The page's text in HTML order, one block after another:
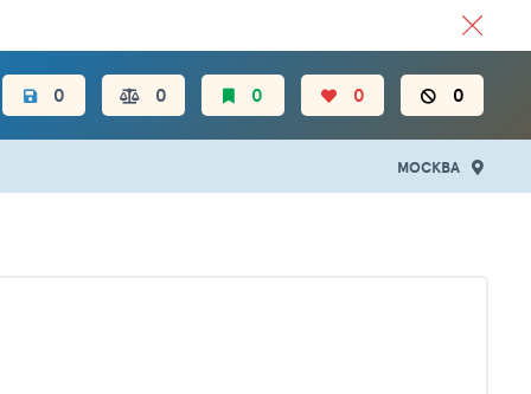
0 0 0 0 0
МОСКВА